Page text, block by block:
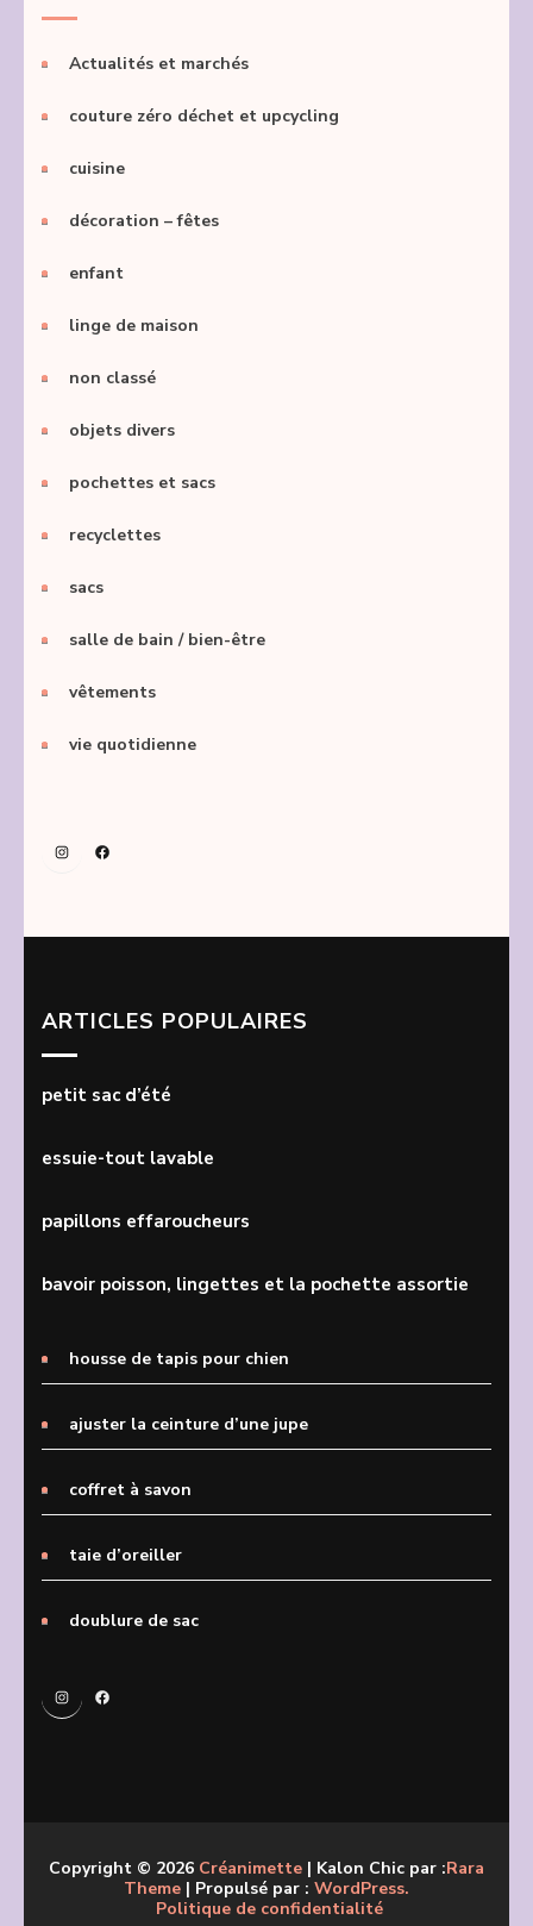
Actualités et marchés
couture zéro déchet et upcycling
cuisine
décoration – fêtes
enfant
linge de maison
non classé
objets divers
pochettes et sacs
recyclettes
sacs
salle de bain / bien-être
vêtements
vie quotidienne
InstagramFacebook
ARTICLES POPULAIRES
petit sac d’été
essuie-tout lavable
papillons effaroucheurs
bavoir poisson, lingettes et la pochette assortie
housse de tapis pour chien
ajuster la ceinture d’une jupe
coffret à savon
taie d’oreiller
doublure de sac
InstagramFacebook
Copyright © 2026 Créanimette | Kalon Chic par :Rara
Theme | Propulsé par : WordPress.
Politique de confidentialité